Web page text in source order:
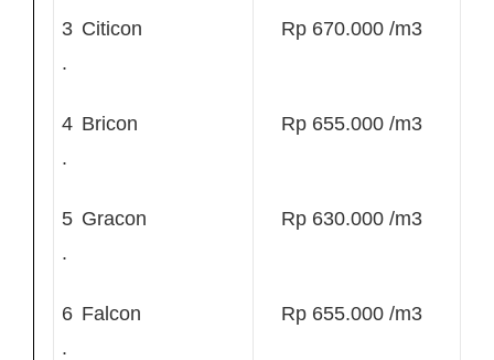
3
.
Citicon Rp 670.000 /m3
4
.
Bricon Rp 655.000 /m3
5
.
Gracon Rp 630.000 /m3
6
.
Falcon Rp 655.000 /m3